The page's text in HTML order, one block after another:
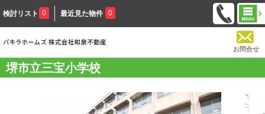
検討リスト 0 最近見た物件 0
お問合せ
堺市立三宝小学校